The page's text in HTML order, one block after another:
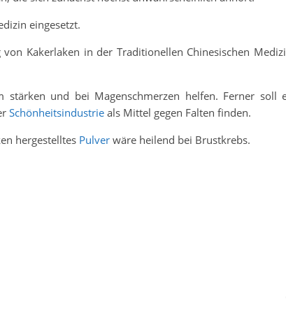
eingesetzt.
Kakerlaken in der Traditionellen Chinesischen
stärken und bei Magenschmerzen helfen. Ferner soll
Schönheitsindustrie als Mittel gegen Falten finden.
hergestelltes Pulver wäre heilend bei Brustkrebs.